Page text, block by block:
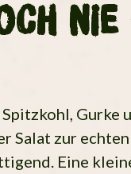
nie
Gurke
Salat zur
Eine